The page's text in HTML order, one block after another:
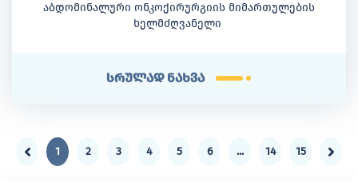
აბდომინალური ონკოქირურგიის მიმართულების
ხელმძღვანელი
სრულად ნახვა
1 2 3 4 5 6 ... 14 15